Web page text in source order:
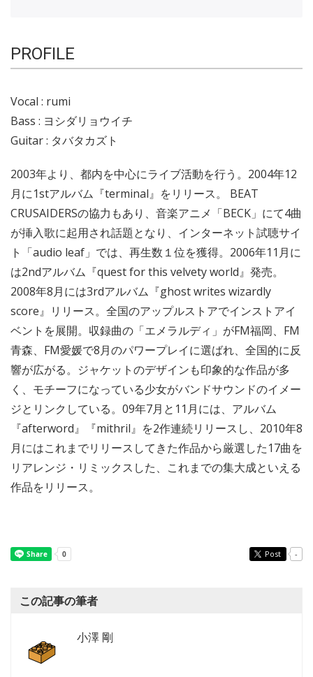
PROFILE
Vocal : rumi
Bass : ヨシダリョウイチ
Guitar : タバタカズト
2003年より、都内を中心にライブ活動を行う。2004年12
月に1stアルバム『terminal』をリリース。 BEAT
CRUSAIDERSの協力もあり、音楽アニメ「BECK」にて4曲
が挿入歌に起用され話題となり、インターネット試聴サイ
ト「audio leaf」では、再生数１位を獲得。2006年11月に
は2ndアルバム『quest for this velvety world』発売。
2008年8月には3rdアルバム『ghost writes wizardly
score』リリース。全国のアップルストアでインストアイ
ベントを展開。収録曲の「エメラルディ」がFM福岡、FM
青森、FM愛媛で8月のパワープレイに選ばれ、全国的に反
響が広がる。ジャケットのデザインも印象的な作品が多
く、モチーフになっている少女がバンドサウンドのイメー
ジとリンクしている。09年7月と11月には、アルバム
『afterword』『mithril』を2作連続リリースし、2010年8
月にはこれまでリリースしてきた作品から厳選した17曲を
リアレンジ・リミックスした、これまでの集大成といえる
作品をリリース。
Post -
この記事の筆者
小澤 剛